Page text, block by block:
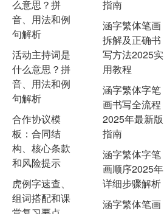
么意思？拼
音、用法和例
句解析
活动主持词是
什么意思？拼
音、用法和例
句解析
合作协议模
板：合同结
构、核心条款
和风险提示
虎例字速查、
组词搭配和课
指南
涵字繁体笔画
拆解及正确书
写方法2025实
用教程
涵字繁体字笔
画书写全流程
2025年最新版
指南
涵字繁体字笔
画顺序2025年
详细步骤解析
涵字繁体笔画